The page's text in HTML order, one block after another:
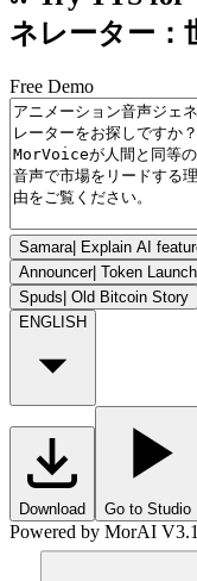
ネレーター：
Free Demo
Samara| Explain AI
Announcer| Token Launch
Spuds| Old Bitcoin Story
ENGLISH
Download Go to Studio
Powered by MorAI